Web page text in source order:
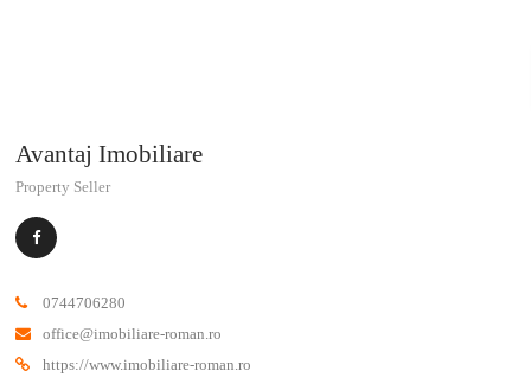
Avantaj Imobiliare
Property Seller
0744706280
office@imobiliare-roman.ro
https://www.imobiliare-roman.ro